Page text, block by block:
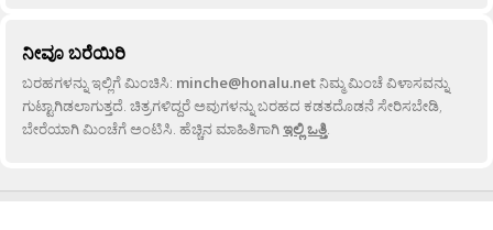
ನೀವೂ ಬರೆಯಿರಿ
ಬರಹಗಳನ್ನು ಇಲ್ಲಿಗೆ ಮಿಂಚಿಸಿ: minche@honalu.netನಿಮ್ಮ ಮಿಂಚೆ ವಿಳಾಸವನ್ನು
ಗುಟ್ಟಾಗಿಡಲಾಗುತ್ತದೆ. ಚಿತ್ರಗಳಿದ್ದರೆ ಅವುಗಳನ್ನು ಬರಹದ ಕಡತದೊಡನೆ ಸೇರಿಸಬೇಡಿ,
ಬೇರೆಯಾಗಿ ಮಿಂಚೆಗೆ ಅಂಟಿಸಿ. ಹೆಚ್ಚಿನ ಮಾಹಿತಿಗಾಗಿಇಲ್ಲಿ ಒತ್ತಿ.